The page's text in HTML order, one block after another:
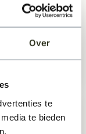
Over
te
te bieden
2 |
8 |